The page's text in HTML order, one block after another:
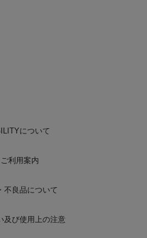
について
ご利用案内
不良品について
及び使用上の注意